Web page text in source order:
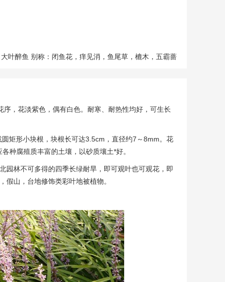
叶醉鱼 别称：闭鱼花，痒见消，鱼尾草，樚木，五霸蔷
，花淡紫色，偶有白色。耐寒、耐热性均好，可生长
矩形小块根，块根长可达3.5cm，直径约7～8mm。花
种腐殖质丰富的土壤，以砂质壤土*好。
园林不可多得的四季长绿耐旱，即可观叶也可观花，即
山，台地修饰类彩叶地被植物。